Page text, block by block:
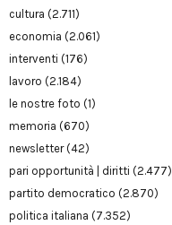
cultura (2.711)
economia (2.061)
interventi (176)
lavoro (2.184)
le nostre foto (1)
memoria (670)
newsletter(42)
pari opportunità | diritti (2.477)
partito democratico (2.870)
politica italiana (7.352)